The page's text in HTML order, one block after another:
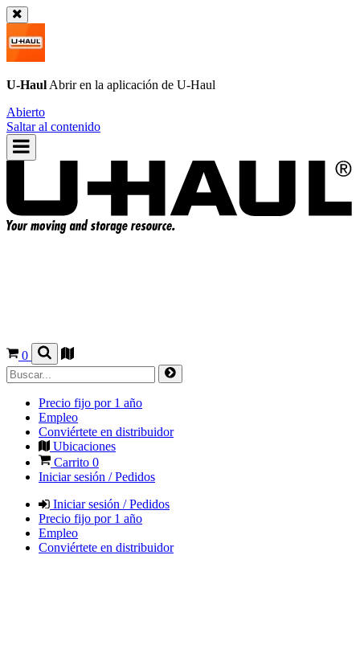
U-Haul Abrir en la aplicación de U-Haul
Abierto
Saltar al contenido
0
Precio fijo por 1 año
Empleo
Conviértete en distribuidor
Ubicaciones
Carrito 0
Iniciar sesión / Pedidos
Iniciar sesión / Pedidos
Precio fijo por 1 año
Empleo
Conviértete en distribuidor